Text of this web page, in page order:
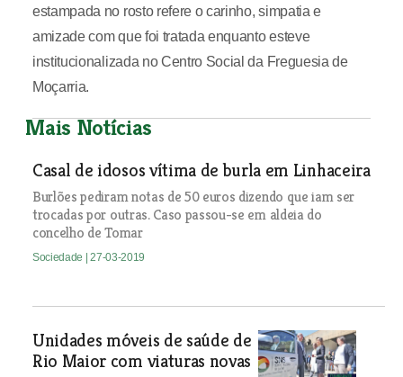
estampada no rosto refere o carinho, simpatia e
amizade com que foi tratada enquanto esteve
institucionalizada no Centro Social da Freguesia de
Moçarria.
Mais Notícias
Casal de idosos vítima de burla em Linhaceira
Burlões pediram notas de 50 euros dizendo que iam ser
trocadas por outras. Caso passou-se em aldeia do
concelho de Tomar
Sociedade | 27-03-2019
Unidades móveis de saúde de
Rio Maior com viaturas novas